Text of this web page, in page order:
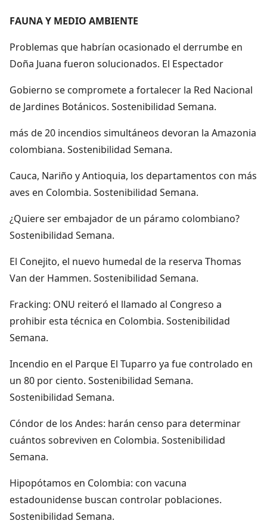
FAUNA Y MEDIO AMBIENTE
Problemas que habrían ocasionado el derrumbe en
Doña Juana fueron solucionados. El Espectador
Gobierno se compromete a fortalecer la Red Nacional
de Jardines Botánicos. Sostenibilidad Semana.
más de 20 incendios simultáneos devoran la Amazonia
colombiana. Sostenibilidad Semana.
Cauca, Nariño y Antioquia, los departamentos con más
aves en Colombia. Sostenibilidad Semana.
¿Quiere ser embajador de un páramo colombiano?
Sostenibilidad Semana.
El Conejito, el nuevo humedal de la reserva Thomas
Van der Hammen. Sostenibilidad Semana.
Fracking: ONU reiteró el llamado al Congreso a
prohibir esta técnica en Colombia. Sostenibilidad
Semana.
Incendio en el Parque El Tuparro ya fue controlado en
un 80 por ciento. Sostenibilidad Semana.
Sostenibilidad Semana.
Cóndor de los Andes: harán censo para determinar
cuántos sobreviven en Colombia. Sostenibilidad
Semana.
Hipopótamos en Colombia: con vacuna
estadounidense buscan controlar poblaciones.
Sostenibilidad Semana.